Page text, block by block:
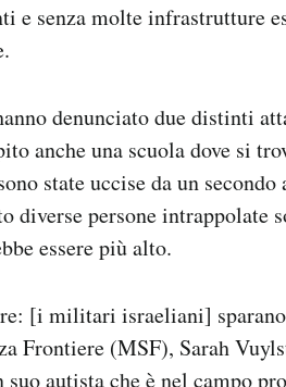
e senza molte infrastrutture
denunciato due distinti
anche una scuola dove si
state uccise da un
diverse persone intrappolate
essere più alto.
[i militari israeliani]
Frontiere (MSF), Sarah
autista che è nel campo